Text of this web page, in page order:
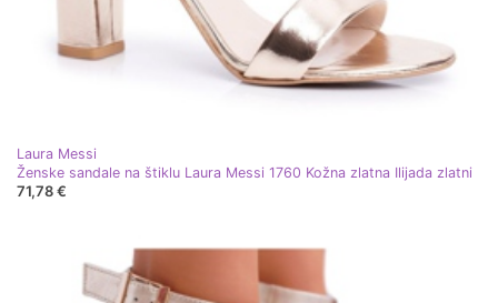
Laura Messi
Ženske sandale na štiklu Laura Messi 1760 Kožna zlatna Ilijada zlatni
71,78 €